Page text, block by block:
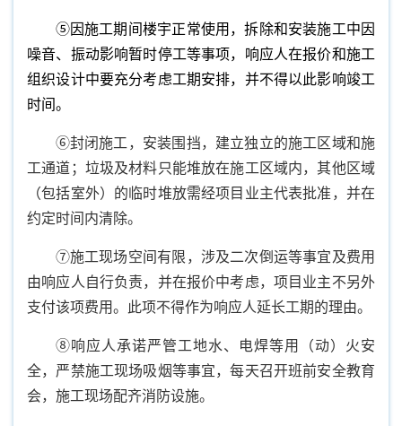
⑤因施工期间楼宇正常使用，拆除和安装施工中因
噪音、振动影响暂时停工等事项，响应人在报价和施工
组织设计中要充分考虑工期安排，并不得以此影响竣工
时间。
⑥封闭施工，安装围挡，建立独立的施工区域和施
工通道；垃圾及材料只能堆放在施工区域内，其他区域
（包括室外）的临时堆放需经项目业主代表批准，并在
约定时间内清除。
⑦施工现场空间有限，涉及二次倒运等事宜及费用
由响应人自行负责，并在报价中考虑，项目业主不另外
支付该项费用。此项不得作为响应人延长工期的理由。
⑧响应人承诺严管工地水、电焊等用（动）火安
全，严禁施工现场吸烟等事宜，每天召开班前安全教育
会，施工现场配齐消防设施。